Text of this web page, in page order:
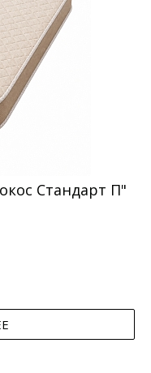
Стандарт П"